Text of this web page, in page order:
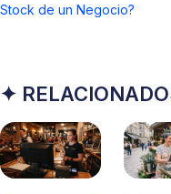
Stock de un Negocio?
✦